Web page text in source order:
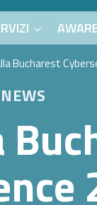
Bucharest
NEWS